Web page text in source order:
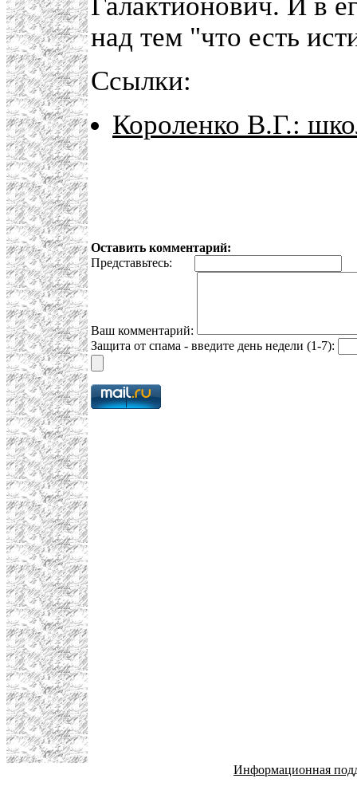
над тем "что есть
Ссылки:
Короленко В.Г.:
Оставить комментарий:
Представьтесь:
Ваш комментарий:
Защита от спама - введите день недели (1-7):
Информационная